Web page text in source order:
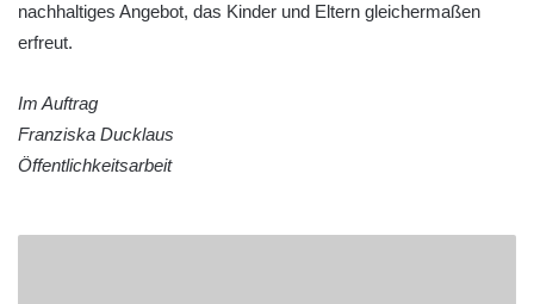
nachhaltiges Angebot, das Kinder und Eltern gleichermaßen
erfreut.
Im Auftrag
Franziska Ducklaus
Öffentlichkeitsarbeit